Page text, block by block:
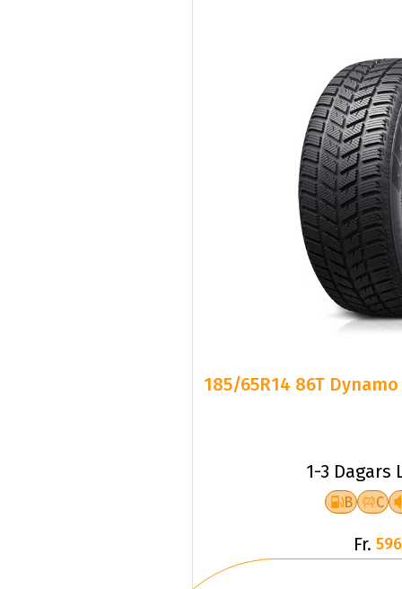
185/65R14 86T
1-3 Dagars
B C
Fr.